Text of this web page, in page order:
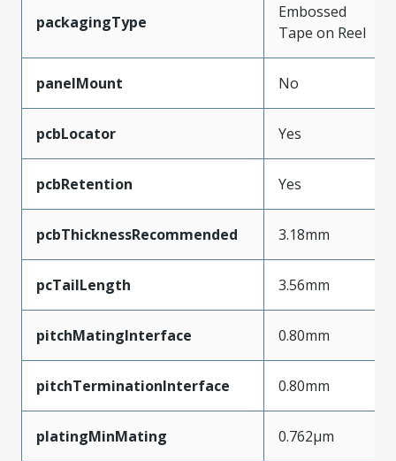
packagingType
Embossed
Tape on Reel
panelMount No
pcbLocator Yes
pcbRetention Yes
pcbThicknessRecommended 3.18mm
pcTailLength 3.56mm
pitchMatingInterface 0.80mm
pitchTerminationInterface 0.80mm
platingMinMating 0.762µm